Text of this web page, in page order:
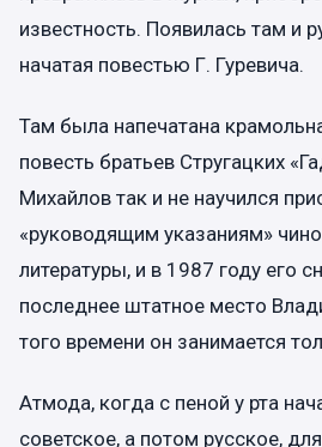
известность. Появилась там и
начатая повестью Г. Гуревича.
Там была напечатана
повесть братьев Стругацких
Михайлов так и не научился
«руководящим указаниям»
литературы, и в 1987 году его
последнее штатное место
того времени он занимается
Атмода, когда с пеной у рта
советское, а потом русское,